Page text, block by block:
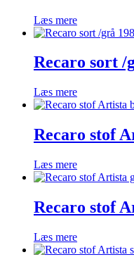
Læs mere
Recaro sort /
Læs mere
Recaro stof
Læs mere
Recaro stof
Læs mere